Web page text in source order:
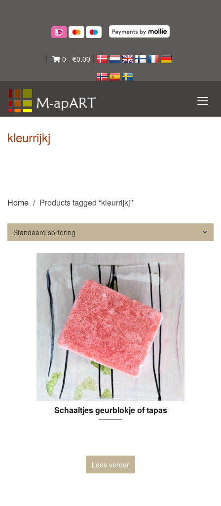
0 - €0.00
kleurrijkj
Home Products tagged “kleurrijkj”
Schaaltjes geurblokje of tapas
Lees verder